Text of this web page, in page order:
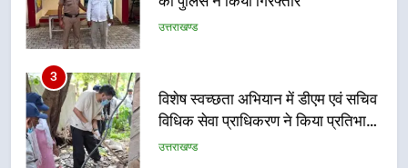
3
100 से अधिक लोग बने इस अभियान का
हिस्सा
उत्तराखण्ड
4